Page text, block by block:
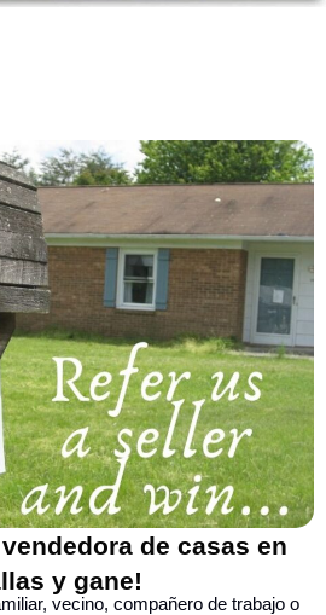
vendedora de casas en
y gane!
vecino, compañero de trabajo o